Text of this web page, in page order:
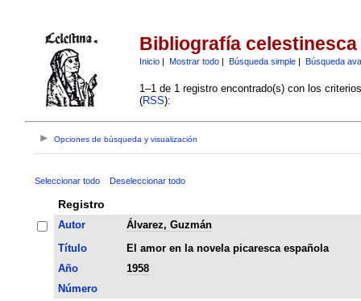
Bibliografía celestinesca
Inicio| Mostrar todo| Búsqueda simple| Búsqueda
1–1 de 1 registro encontrado(s) con los
(RSS):
Opciones de búsqueda y visualización
Seleccionar todo Deseleccionar todo
Registro
Autor
Álvarez, Guzmán
Título
El amor en la novela picaresca española
Año
1958
Número